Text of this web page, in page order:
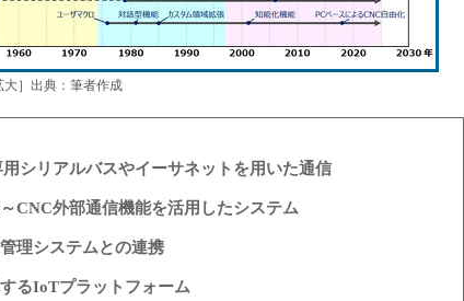
大］出典：筆者作成
シリアルバスやイーサネットを用いた通信
CNC外部通信機能を活用したシステム
理システムとの連携
るIoTプラットフォーム